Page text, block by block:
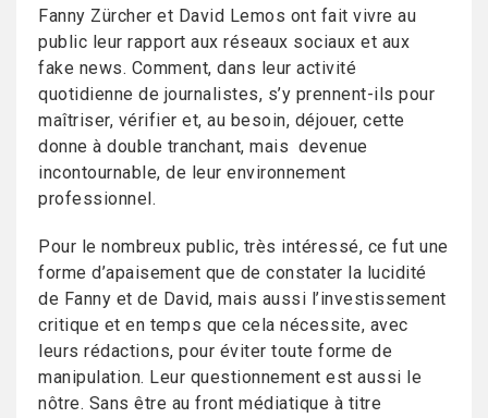
Fanny Zürcher et David Lemos ont fait vivre au
public leur rapport aux réseaux sociaux et aux
fake news. Comment, dans leur activité
quotidienne de journalistes, s’y prennent-ils pour
maîtriser, vérifier et, au besoin, déjouer, cette
donne à double tranchant, mais devenue
incontournable, de leur environnement
professionnel.
Pour le nombreux public, très intéressé, ce fut une
forme d’apaisement que de constater la lucidité
de Fanny et de David, mais aussi l’investissement
critique et en temps que cela nécessite, avec
leurs rédactions, pour éviter toute forme de
manipulation. Leur questionnement est aussi le
nôtre. Sans être au front médiatique à titre